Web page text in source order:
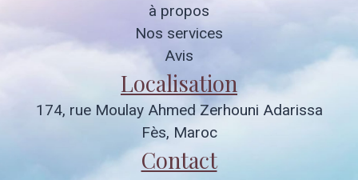
à propos
Nos services
Avis
Localisation
174, rue Moulay Ahmed Zerhouni Adarissa
Fès, Maroc
Contact